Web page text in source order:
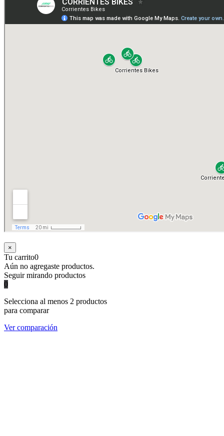
×
Tu carrito0
Aún no agregaste productos.
Seguir mirando productos
0
Selecciona al menos 2 productos
para comparar
Ver comparación